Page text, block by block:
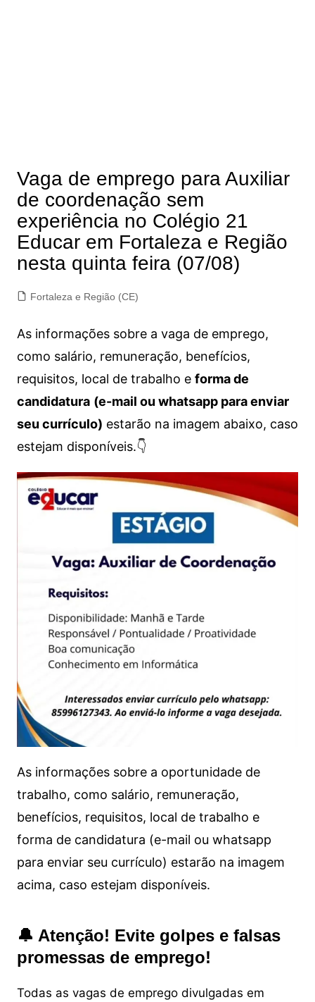
Vaga de emprego para Auxiliar
de coordenação sem
experiência no Colégio 21
Educar em Fortaleza e Região
nesta quinta feira (07/08)
Fortaleza e Região (CE)
As informações sobre a vaga de emprego,
como salário, remuneração, benefícios,
requisitos, local de trabalho e forma de
candidatura (e-mail ou whatsapp para enviar
seu currículo) estarão na imagem abaixo, caso
estejam disponíveis.👇
As informações sobre a oportunidade de
trabalho, como salário, remuneração,
benefícios, requisitos, local de trabalho e
forma de candidatura (e-mail ou whatsapp
para enviar seu currículo) estarão na imagem
acima, caso estejam disponíveis.
🔔 Atenção! Evite golpes e falsas
promessas de emprego!
Todas as vagas de emprego divulgadas em